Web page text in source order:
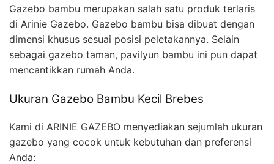
Gazebo bambu merupakan salah satu produk terlaris
di Arinie Gazebo. Gazebo bambu bisa dibuat dengan
dimensi khusus sesuai posisi peletakannya. Selain
sebagai gazebo taman, pavilyun bambu ini pun dapat
mencantikkan rumah Anda.
Ukuran Gazebo Bambu Kecil Brebes
Kami di ARINIE GAZEBO menyediakan sejumlah ukuran
gazebo yang cocok untuk kebutuhan dan preferensi
Anda: